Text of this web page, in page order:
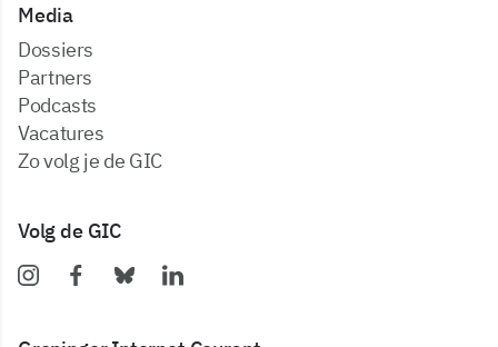
Media
dossiers
partners
podcasts
vacatures
zo volg je de GIC
Volg de GIC